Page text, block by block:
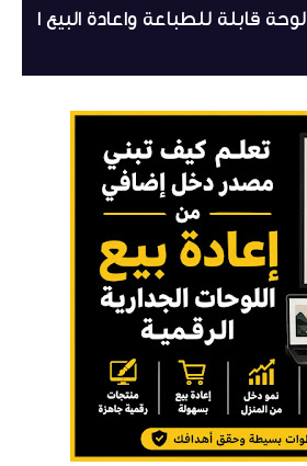
اكثر من 12000 لوحة قابلة للطباعة واعادة البيع ا